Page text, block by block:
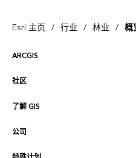
Esri 主页 / 行业 / 林业 / 概
ARCGIS
ArcGIS 概览
制图
社区
Esri 社区
ArcGIS 博客
了解 GIS
什么是 GIS？
公司